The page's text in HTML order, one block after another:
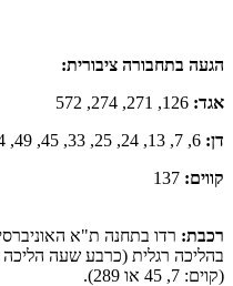
הגעה בתחבורה ציבורית:
אגד: 126, 271, 274, 572
דן:
קווים:
רכבת: רדו בתחנה ת"א
בהליכה רגלית (כרבע שעה הליכה
(קוים: 7, 45 או 289).